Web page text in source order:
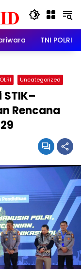
TNI POLRI
Uncategorized
Rencana